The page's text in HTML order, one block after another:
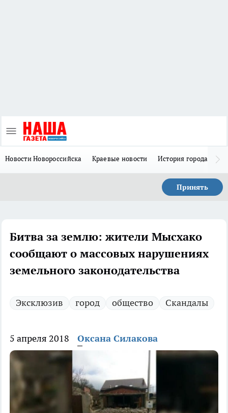
Новости Новороссийска Краевые новости История города Н
Принять
Битва за землю: жители Мысхако
сообщают о массовых нарушениях
земельного законодательства
Эксклюзив город общество Скандалы
5 апреля 2018 Оксана Силакова